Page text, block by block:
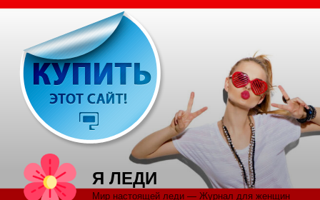
Перейти
содержимому
Я ЛЕДИ
Мир настоящей леди — Журнал для женщин